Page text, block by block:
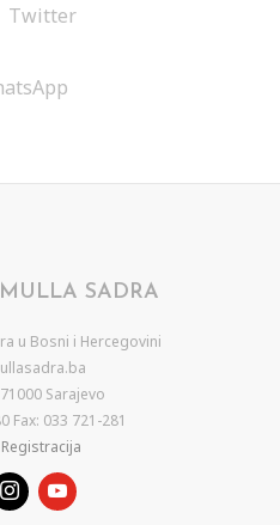
Twitter
SADRA
u Bosni i Hercegovini
Sarajevo
Fax: 033 721-281
Registracija